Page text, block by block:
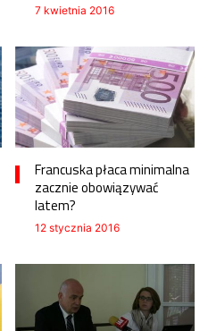
7 kwietnia 2016
Francuska płaca minimalna
zacznie obowiązywać
latem?
12 stycznia 2016